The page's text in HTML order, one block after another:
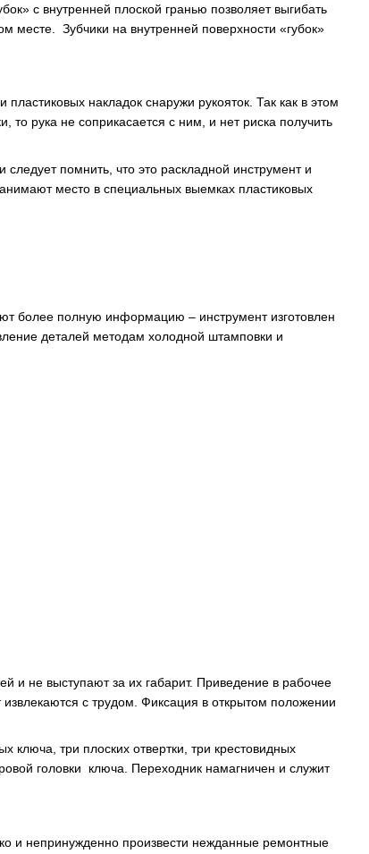
с внутренней плоской гранью позволяет выгибать
месте. Зубчики на внутренней поверхности «губок»
накладок снаружи рукояток. Так как в этом
рука не соприкасается с ним, и нет риска получить
помнить, что это раскладной инструмент и
место в специальных выемках пластиковых
более полную информацию – инструмент изготовлен
деталей методам холодной штамповки и
и не выступают за их габарит. Приведение в рабочее
с трудом. Фиксация в открытом положении
ключа, три плоских отвертки, три крестовидных
головки ключа. Переходник намагничен и служит
и непринужденно произвести нежданные ремонтные